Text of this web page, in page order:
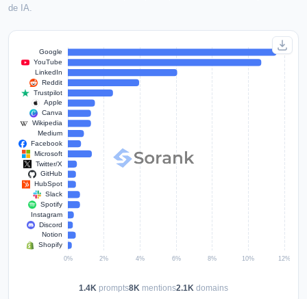
de IA.
1.4K prompts8K mentions2.1K domains